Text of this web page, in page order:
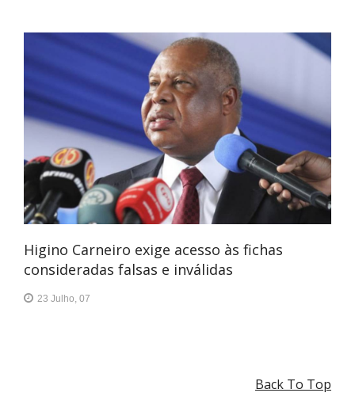
Higino Carneiro exige acesso às fichas
consideradas falsas e inválidas
23 Julho, 07
Back To Top